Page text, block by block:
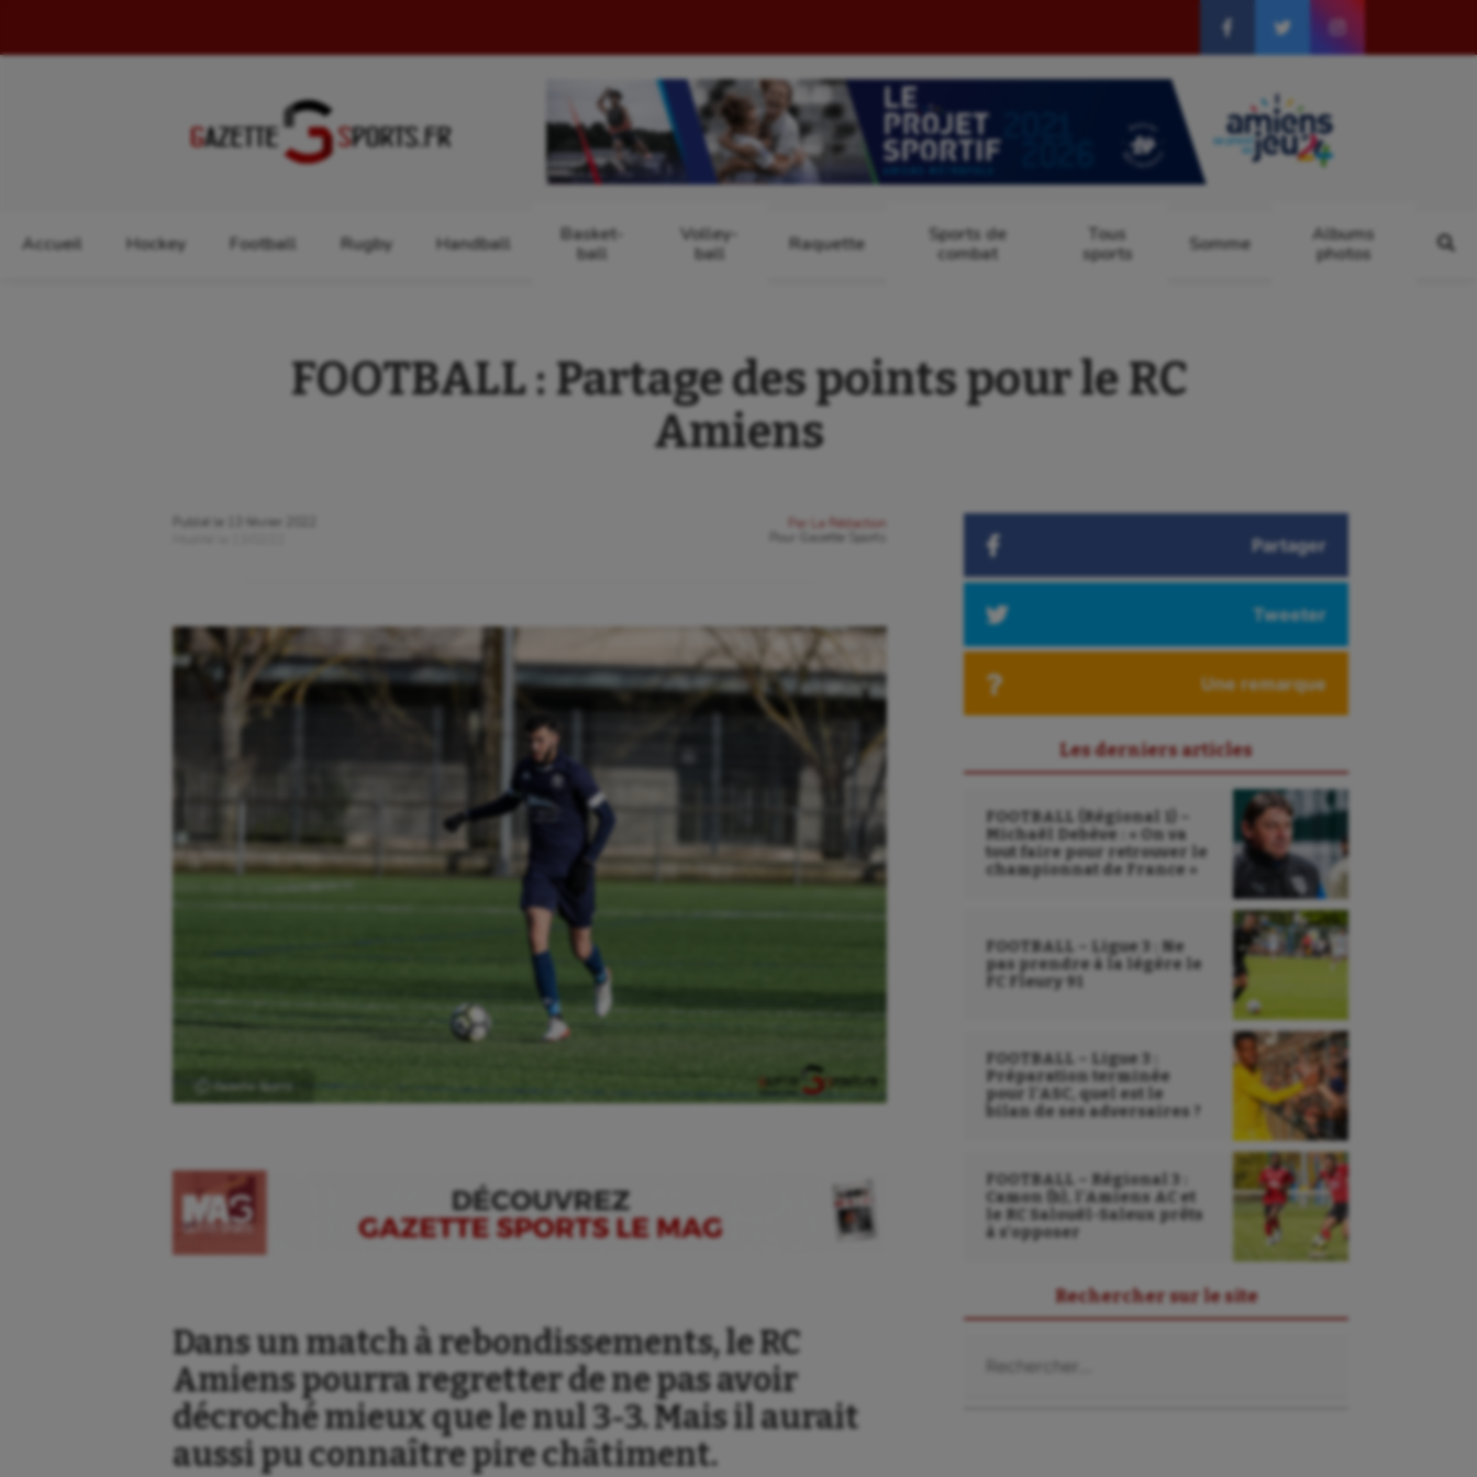
Accueil Hockey Football Rugby Handball
Basket-
ball
Volley-
ball
Raquette
Sports de
combat
Tous
sports
Somme
Albums
photos
Aéronautique
Danse
Kayak-polo
FOOTBALL : Partage des points pour le RC
Amiens
Publié le
13 février 2022
Par
La Rédaction
Gazette Sports
Ⓒ Gazette Sports
Dans un match à rebondissements, le RC
Amiens pourra regretter de ne pas avoir
décroché mieux que le nul 3-3. Mais il aurait
aussi pu connaître pire châtiment.
Partager
Tweeter
Une remarque
Les derniers articles
FOOTBALL (Régional 1) –
Michaël Debève : « On va
tout faire pour retrouver le
championnat de France »
FOOTBALL – Ligue 3 : Ne
pas prendre à la légère le
FC Fleury 91
FOOTBALL – Ligue 3 :
Préparation terminée
pour l’ASC, quel est le
bilan de ses adversaires ?
FOOTBALL – Régional 3 :
Camon (b), l’Amiens AC et
le RC Salouël-Saleux prêts
à s’opposer
Rechercher sur le site